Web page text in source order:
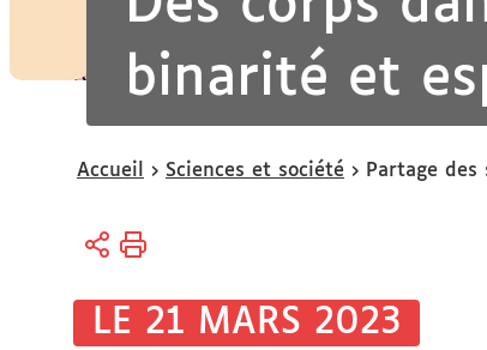
binarité et
Vous
ici :
Accueil Sciences et société Partage des
LE 21 MARS 2023